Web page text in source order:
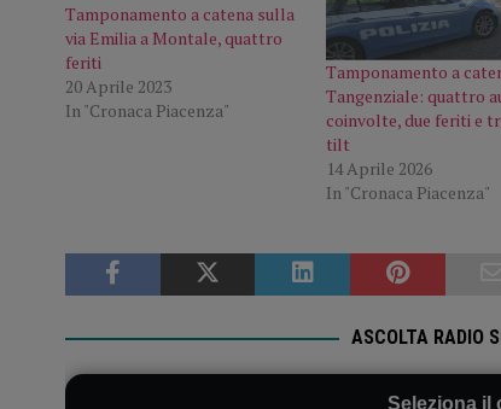
Tamponamento a catena sulla
via Emilia a Montale, quattro
feriti
20 Aprile 2023
In "Cronaca Piacenza"
Tamponamento a
Tangenziale: quattro
coinvolte, due feriti e
tilt
14 Aprile 2026
In "Cronaca Piacenza"
ASCOLTA RADIO
Seleziona il